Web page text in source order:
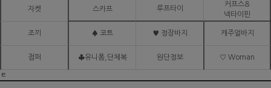
자켓 스카프 루프타이
커프스&
넥타이핀
조끼 ♠ 코트 ♥ 정장바지 캐주얼바지
점퍼 ♣유니폼,단체복 원단정보 ♡ Woman
ㅌ